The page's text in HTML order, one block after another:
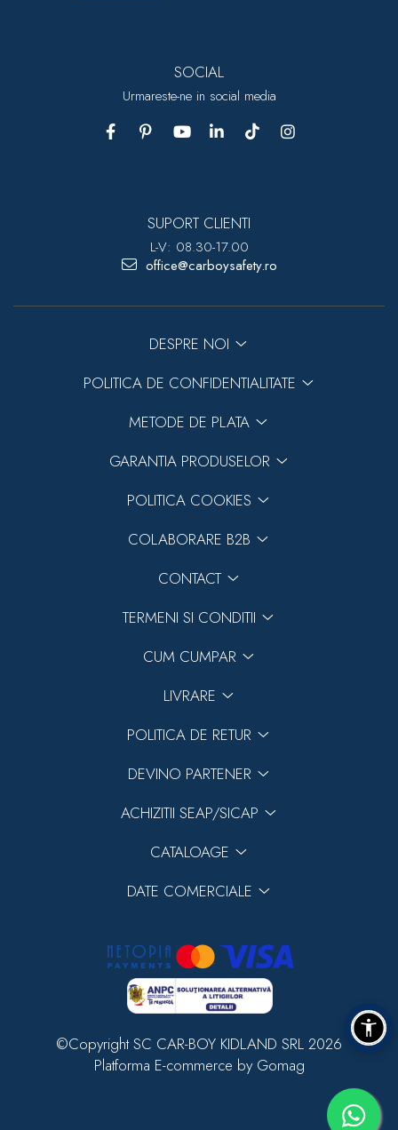
SOCIAL
Urmareste-ne in social media
SUPORT CLIENTI
L-V: 08.30-17.00
office@carboysafety.ro
DESPRE NOI
POLITICA DE CONFIDENTIALITATE
METODE DE PLATA
GARANTIA PRODUSELOR
POLITICA COOKIES
COLABORARE B2B
CONTACT
TERMENI SI CONDITII
CUM CUMPAR
LIVRARE
POLITICA DE RETUR
DEVINO PARTENER
ACHIZITII SEAP/SICAP
CATALOAGE
DATE COMERCIALE
©Copyright SC CAR-BOY KIDLAND SRL 2026
Platforma E-commerce by Gomag